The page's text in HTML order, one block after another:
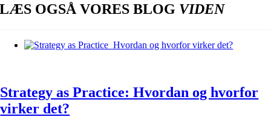
LÆS OGSÅ VORES BLOG VIDEN
Strategy as Practice: Hvordan og hvorfor
virker det?